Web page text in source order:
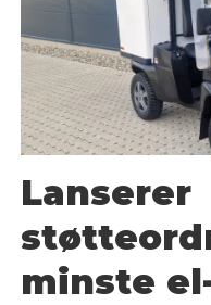
Lanserer
minste